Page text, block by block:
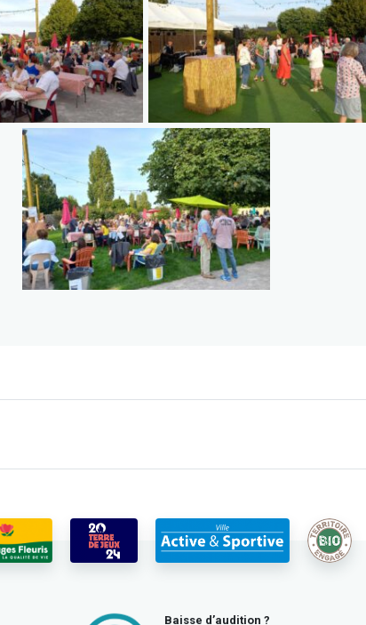
Baisse d’audition ?